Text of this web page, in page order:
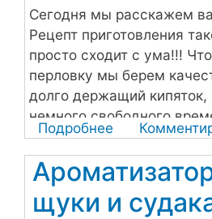
Сегодня мы расскажем
Рецепт приготовления
просто сходит с ума!!!
перловку мы берем
долго держащий кипяток,
немного свободного
Подробнее
для
-
щуки и